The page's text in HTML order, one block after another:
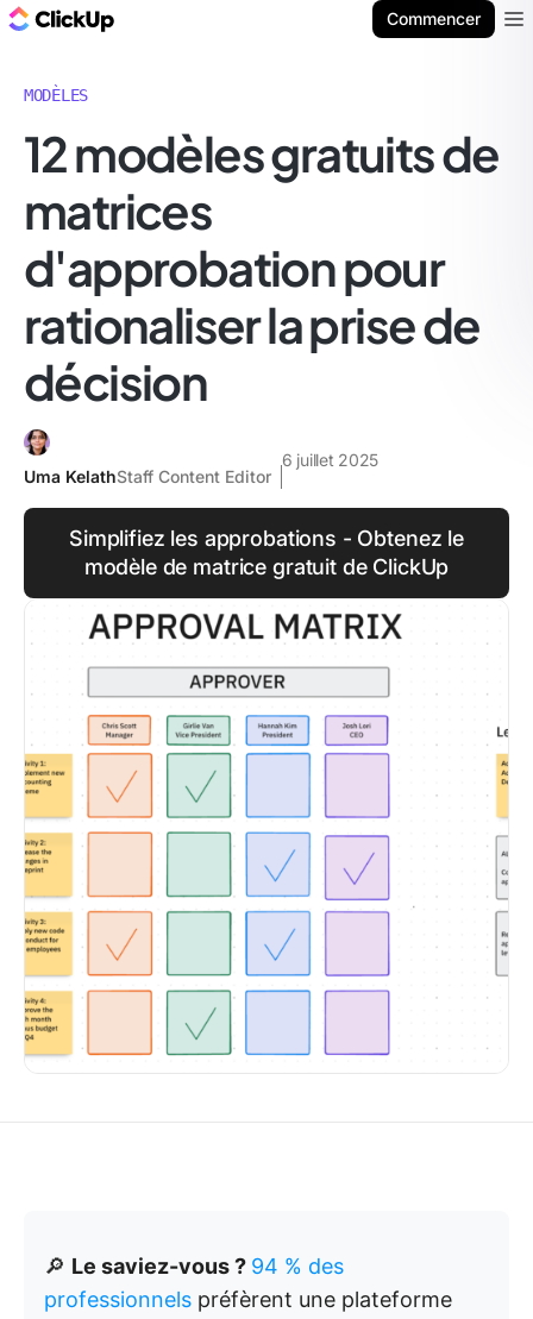
Commencer
MODÈLES
12 modèles gratuits de
matrices
d'approbation pour
rationaliser la prise de
décision
Uma KelathStaff Content Editor
6 juillet 2025
Simplifiez les approbations - Obtenez le
modèle de matrice gratuit de ClickUp
🔎 Le saviez-vous ? 94 % des
professionnels préfèrent une plateforme